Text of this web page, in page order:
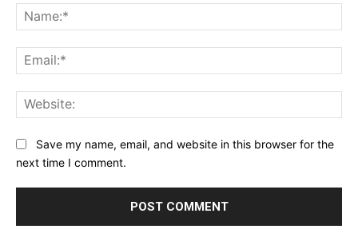
Save my name, email, and website in this browser for the
next time I comment.